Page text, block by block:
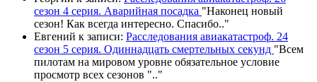
сезон 4 серия. Аварийная посадка "Наконец новый
сезон! Как всегда интересно. Спасибо.."
Евгений к записи: Расследования авиакатастроф. 24
сезон 5 серия. Одиннадцать смертельных секунд "Всем
пилотам на мировом уровне обязательное условие
просмотр всех сезонов ".."